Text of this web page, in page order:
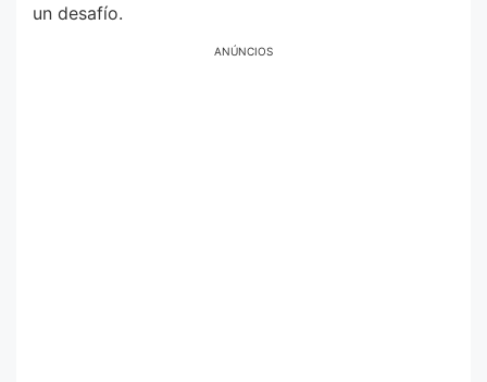
un desafío.
ANÚNCIOS